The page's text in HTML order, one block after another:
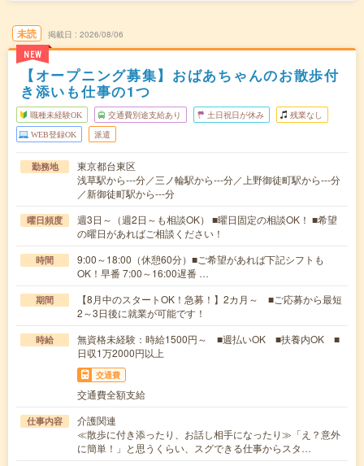
未読
NEW
掲載日 2026/08/06
【オープニング募集】おばあちゃんのお散歩付
き添いも仕事の1つ
職種未経験OK 交通費別途支給あり 土日祝日が休み 残業なし
WEB登録OK 派遣
勤務地
東京都台東区
浅草駅から---分／三ノ輪駅から---分／上野御徒町駅から---分
／新御徒町駅から---分
曜日頻度
週3日～（週2日～も相談OK） ■曜日固定の相談OK！ ■希望
の曜日があればご相談ください！
時間
9:00～18:00（休憩60分）■ご希望があれば下記シフトも
OK！早番 7:00～16:00遅番 …
期間
【8月中のスタートOK！急募！】2カ月～ ■ご応募から最短
2～3日後に就業が可能です！
時給
無資格未経験：時給1500円～ ■週払いOK ■扶養内OK ■
日収1万2000円以上
交通費
交通費全額支給
仕事内容
介護関連
≪散歩に付き添ったり、お話し相手になったり≫「え？意外
に簡単！」と思うくらい、スグできる仕事からスタ…